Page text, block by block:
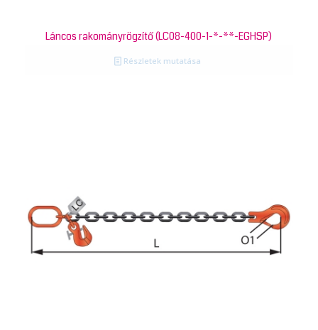
Láncos rakományrögzítő (LC08-400-1-*-**-EGHSP)
Részletek mutatása